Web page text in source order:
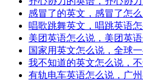
感冒了的英文，感冒了怎
唱歌跳舞英文，唱跳英语
美团英语怎么说，美团英
国家用英文怎么说，全球
我不知道的英文怎么说，
有轨电车英语怎么说，广